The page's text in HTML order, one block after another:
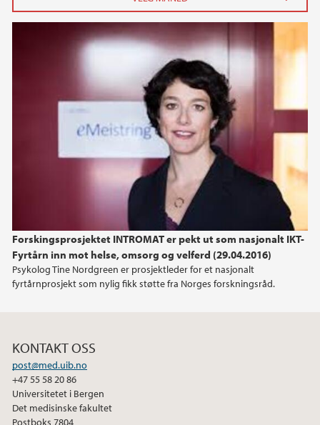
Forskingsprosjektet INTROMAT er pekt ut som nasjonalt IKT-
Fyrtårn inn mot helse, omsorg og velferd (29.04.2016)
Psykolog Tine Nordgreen er prosjektleder for et nasjonalt
fyrtårnprosjekt som nylig fikk støtte fra Norges forskningsråd.
2024
november (1)
2023
2022
2021
2019
2017
2016
KONTAKT OSS
post@med.uib.no
+47 55 58 20 86
Universitetet i Bergen
Det medisinske fakultet